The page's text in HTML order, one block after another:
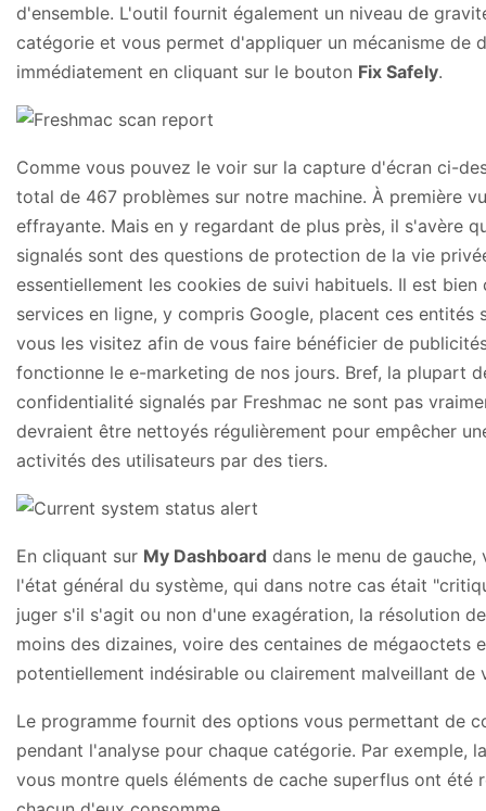
d'ensemble. L'outil fournit également un niveau de
catégorie et vous permet d'appliquer un mécanisme de
immédiatement en cliquant sur le bouton Fix Safely.
Comme vous pouvez le voir sur la capture d'écran ci-
total de 467 problèmes sur notre machine. À première
effrayante. Mais en y regardant de plus près, il s'avère
signalés sont des questions de protection de la vie
essentiellement les cookies de suivi habituels. Il est
services en ligne, y compris Google, placent ces entités
vous les visitez afin de vous faire bénéficier de
fonctionne le e-marketing de nos jours. Bref, la plupart
confidentialité signalés par Freshmac ne sont pas
devraient être nettoyés régulièrement pour empêcher
activités des utilisateurs par des tiers.
En cliquant sur My Dashboard dans le menu de
l'état général du système, qui dans notre cas était
juger s'il s'agit ou non d'une exagération, la résolution
moins des dizaines, voire des centaines de mégaoctets
potentiellement indésirable ou clairement malveillant de
Le programme fournit des options vous permettant de
pendant l'analyse pour chaque catégorie. Par exemple,
vous montre quels éléments de cache superflus ont été